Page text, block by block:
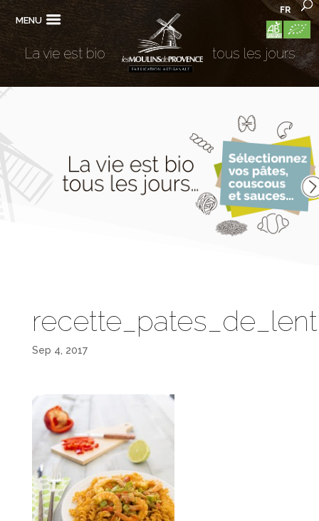
MENU
FR
La vie est bio tous les jours
Sep 4, 2017